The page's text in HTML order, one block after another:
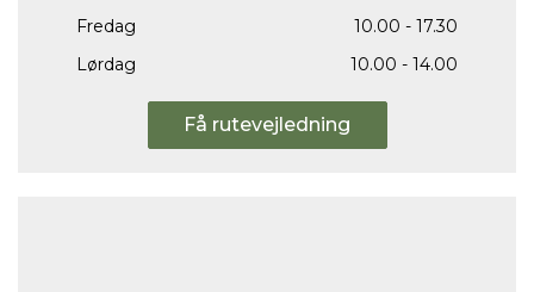
Fredag
10.00 - 17.30
Lørdag
10.00 - 14.00
Få rutevejledning